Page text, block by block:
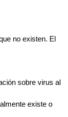
no existen. El
sobre virus al
existe o